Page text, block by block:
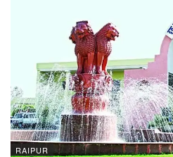
RAIPUR